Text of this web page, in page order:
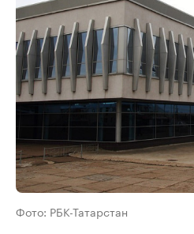
Фото: РБК-Татарстан